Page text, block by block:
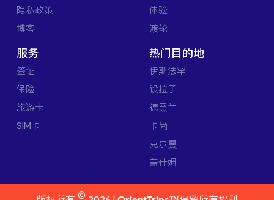
隐私政策
博客
体验
渡轮
服务
签证
保险
旅游卡
SIM卡
热门目的地
伊斯法罕
设拉子
德黑兰
卡尚
克尔曼
盖什姆